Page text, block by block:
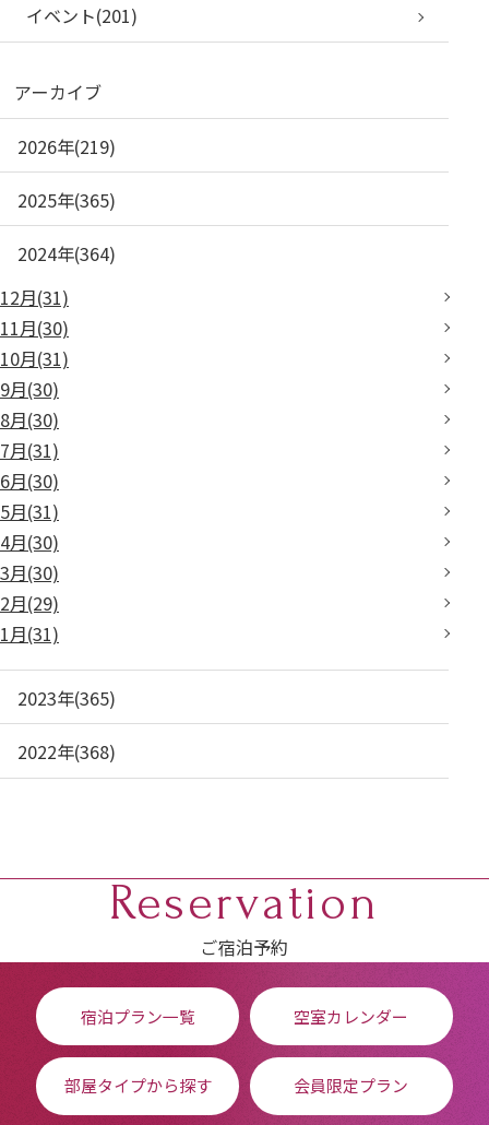
イベント(201)
アーカイブ
2026年(219)
2025年(365)
2024年(364)
12月(31)
11月(30)
10月(31)
9月(30)
8月(30)
7月(31)
6月(30)
5月(31)
4月(30)
3月(30)
2月(29)
1月(31)
2023年(365)
2022年(368)
Reservation
ご宿泊予約
宿泊プラン一覧 空室カレンダー
部屋タイプから探す 会員限定プラン